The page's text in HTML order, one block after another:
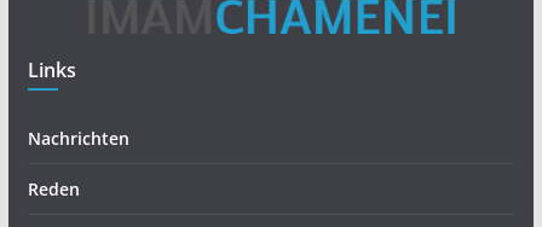
Links
Nachrichten
Reden